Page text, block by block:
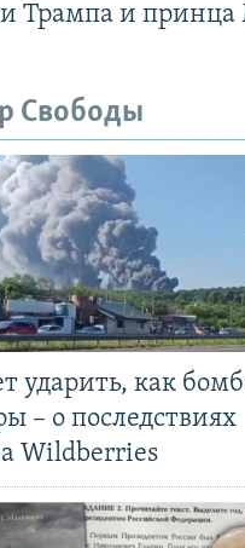
Трампа и
Свободы
ударить, как
– о последствиях
Wildberries